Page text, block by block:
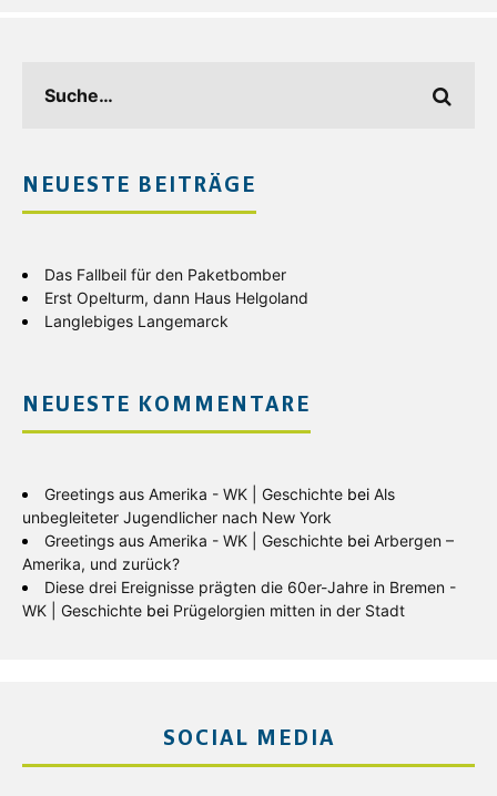
NEUESTE BEITRÄGE
Das Fallbeil für den Paketbomber
Erst Opelturm, dann Haus Helgoland
Langlebiges Langemarck
NEUESTE KOMMENTARE
Greetings aus Amerika - WK | Geschichte bei Als
unbegleiteter Jugendlicher nach New York
Greetings aus Amerika - WK | Geschichte bei Arbergen –
Amerika, und zurück?
Diese drei Ereignisse prägten die 60er-Jahre in Bremen -
WK | Geschichte bei Prügelorgien mitten in der Stadt
SOCIAL MEDIA